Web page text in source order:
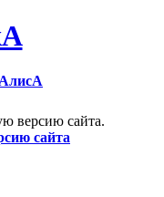
версию сайта.
сайта